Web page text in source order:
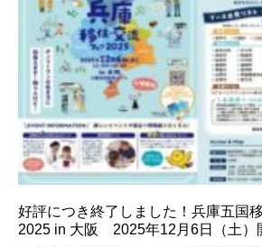
好評につき終了しました！兵庫五国
2025 in 大阪 2025年12月6日（土）